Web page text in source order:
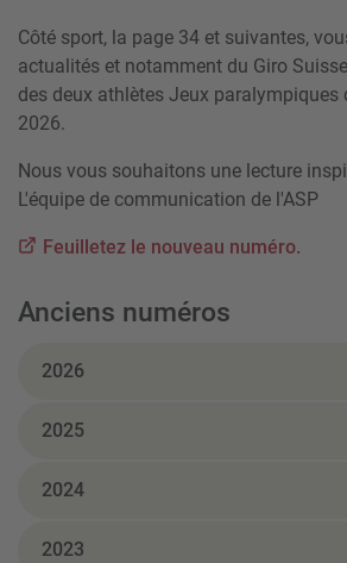
Côté sport, la page 34 et suivantes,
actualités et notamment du Giro
des deux athlètes Jeux paralympiques
2026.
Nous vous souhaitons une lecture
L'équipe de communication de l'ASP
Feuilletez le nouveau numéro.
Anciens numéros
2026
2025
2024
2023